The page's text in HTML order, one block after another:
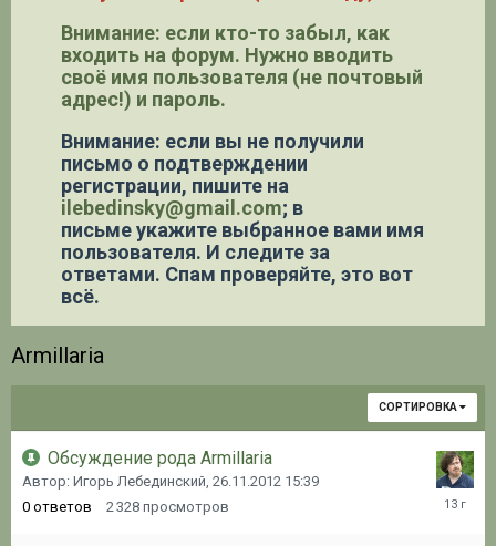
Внимание: если кто-то забыл, как
входить на форум. Нужно вводить
своё имя пользователя (не почтовый
адрес!) и пароль.
Внимание: если вы не получили
письмо о подтверждении
регистрации, пишите на
ilebedinsky@gmail.com; в
письме укажите выбранное вами имя
пользователя. И следите за
ответами. Спам проверяйте, это вот
всё.
Armillaria
СОРТИРОВКА
Обсуждение рода Armillaria
Автор: Игорь Лебединский, 26.11.2012 15:39
0 ответов 2 328 просмотров